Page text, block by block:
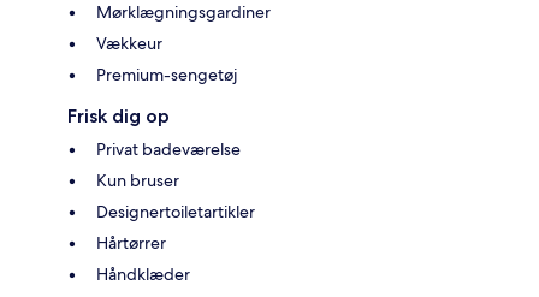
Mørklægningsgardiner
Vækkeur
Premium-sengetøj
Frisk dig op
Privat badeværelse
Kun bruser
Designertoiletartikler
Hårtørrer
Håndklæder